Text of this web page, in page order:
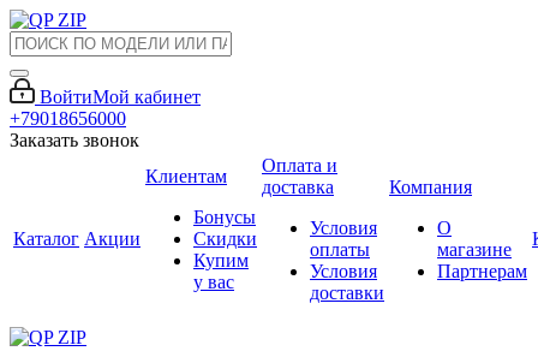
ВойтиМой кабинет
+79018656000
Заказать звонок
Каталог Акции
Клиентам
Бонусы
Скидки
Купим
у вас
Оплата и
доставка
Условия
оплаты
Условия
доставки
Компания
О
магазине
Партнерам